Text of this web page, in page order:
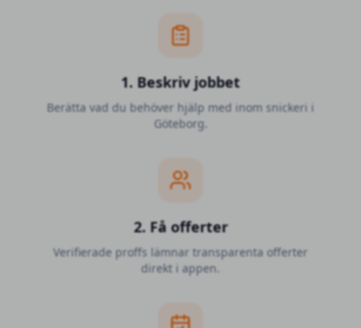
1. Beskriv jobbet
Berätta vad du behöver hjälp med inom snickeri i
Göteborg.
2. Få offerter
Verifierade proffs lämnar transparenta offerter
direkt i appen.